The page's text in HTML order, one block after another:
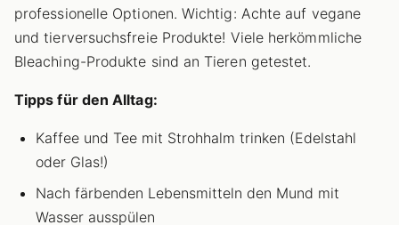
professionelle Optionen. Wichtig: Achte auf vegane
und tierversuchsfreie Produkte! Viele herkömmliche
Bleaching-Produkte sind an Tieren getestet.
Tipps für den Alltag:
Kaffee und Tee mit Strohhalm trinken (Edelstahl
oder Glas!)
Nach färbenden Lebensmitteln den Mund mit
Wasser ausspülen